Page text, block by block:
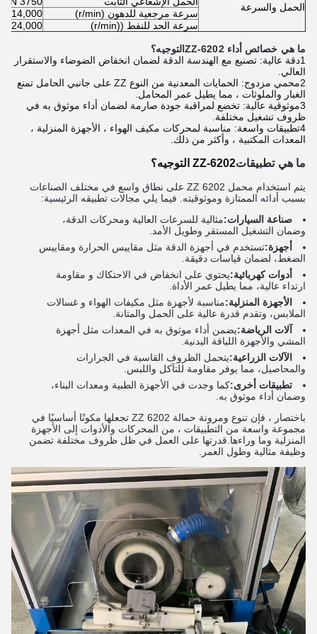
الحمل والسرعة
سرعة مرجعية للدهون (r/min)
14,000 دورة في الدقيقة
سرعة الحد للنفط ((r/min)
24,000 دورة في الدقيقة
ما هي خصائص أداء 6202-ZZ
التوجيه؟
1دقة عالية: تصنيع مع الهندسة الدقة لضمان انخفاض الضوضاء والاستقرار
العالي.
2محمي مزدوج: الحمايات المعدنية من النوع ZZ على جانبي الحامل تمنع
الغبار والملوثات ، مما يطيل عمر المحامل.
3موثوقية عالية: تخضع لمراقبة جودة صارمة لضمان أداء موثوق به في
ظروف تشغيل مختلفة.
4تطبيقات واسعة: مناسبة لمحركات مكيف الهواء ، الأجهزة المنزلية ،
المعدات المكتبية ، وأكثر من ذلك.
ما هي تطبيقات6202-ZZ التوجيه؟
يتم استخدام محمل 6202 ZZ على نطاق واسع في مختلف الصناعات
بسبب أدائه الممتازة وموثوقيته. فيما يلي مجالات تطبيقه الرئيسية:
صناعة السيارات:مثالية للسرعات العالية ومحركات الدقة،
وضمان التشغيل المستقر وطويل الأمد.
أجهزة:تستخدم في أجهزة الدقة مثل مقاييس الحرارة ومقاييس
الضغط، لضمان قياسات دقيقة.
أدوات كهربائية:يحتوي على انخفاض في الاحتكاك و مقاومة
ارتداء عالية، مما يطيل عمر الأداة.
الأجهزة المنزلية:مناسبة لأجهزة مثل مكيفات الهواء و غسالات
الملابس، وتقدم قدرة عالية على الحمل والمتانة.
آلات الرياضة:يضمن أداء موثوق به في المعدات مثل أجهزة
المشي والأجهزة اللياقة البدنية.
الآلات الزراعية:يتحمل الظروف القاسية في الجرارات
والمحاصيل، مما يوفر مقاومة للتآكل واللبس.
تطبيقات أخرى:كما وجدت في الأجهزة الطبية ومعدات البناء،
وضمان أداء موثوق به.
باختصار ، فإن تنوع ومرونة حمالة 6202 ZZ تجعلها مكونًا أساسيًا في
مجموعة واسعة من التطبيقات ، من المحركات والأدوات إلى الأجهزة
المنزلية وما وراءها.قدرتها على العمل في ظل ظروف مختلفة تضمن
وظيفة مثالية وطول العمر.